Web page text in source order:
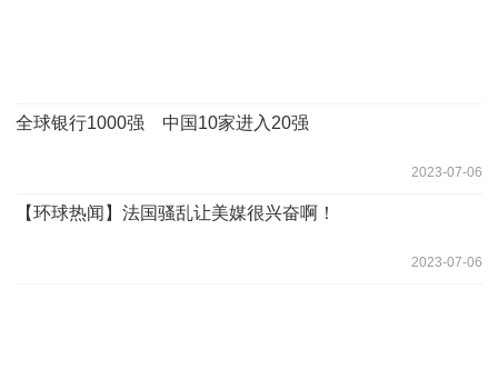
全球银行1000强 中国10家进入20强
2023-07-06
【环球热闻】法国骚乱让美媒很兴奋啊！
2023-07-06